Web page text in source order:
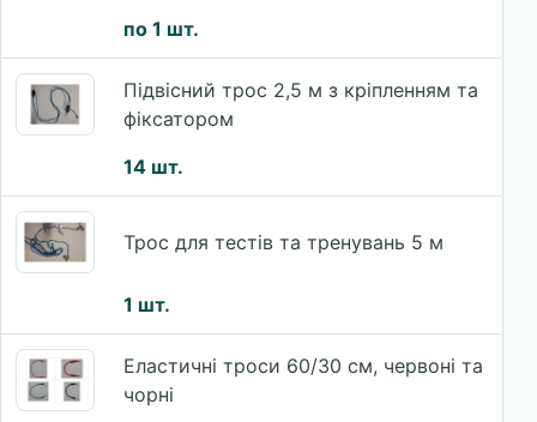
по 1 шт.
Підвісний трос 2,5 м з кріпленням та
фіксатором
14 шт.
Трос для тестів та тренувань 5 м
1 шт.
Еластичні троси 60/30 см, червоні та
чорні